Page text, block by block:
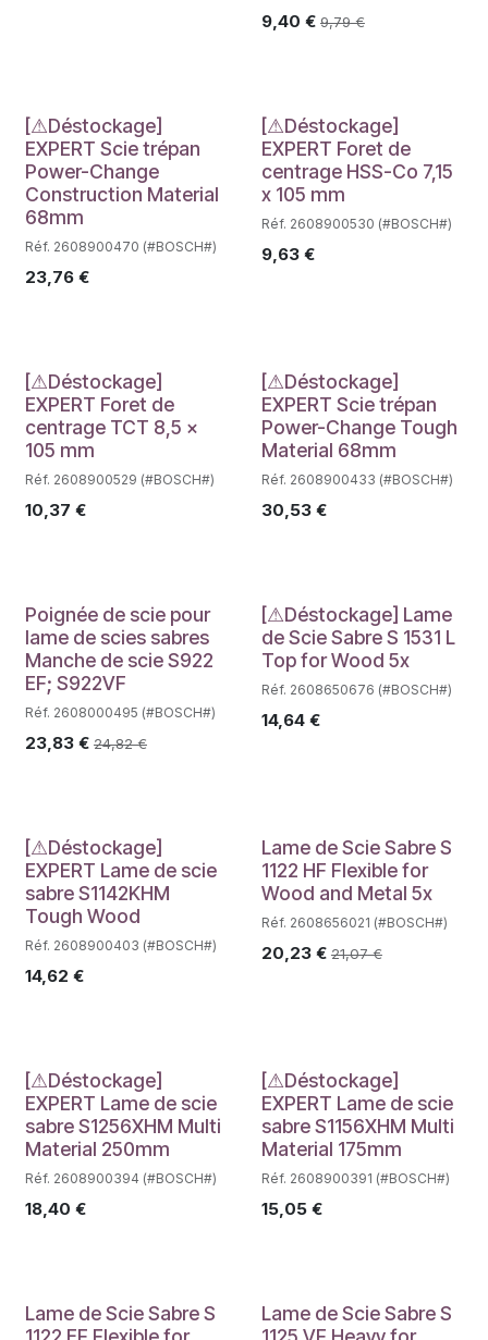
9,40 € 9,79€
Déstockage
[⚠Déstockage]
EXPERT Scie trépan
Power-Change
Construction Material
68mm
Réf. 2608900470 (#BOSCH#)
23,76 €
Déstockage
[⚠Déstockage]
EXPERT Foret de
centrage HSS-Co 7,15
x 105 mm
Réf. 2608900530 (#BOSCH#)
9,63€
Déstockage
[⚠Déstockage]
EXPERT Foret de
centrage TCT 8,5 x
105 mm
Réf. 2608900529 (#BOSCH#)
10,37 €
Déstockage
[⚠Déstockage]
EXPERT Scie trépan
Power-Change Tough
Material 68mm
Réf. 2608900433 (#BOSCH#)
30,53€
Poignée de scie pour
lame de scies sabres
Manche de scie S922
EF; S922VF
Réf. 2608000495 (#BOSCH#)
23,83 € 24,82€
Déstockage
[⚠Déstockage] Lame
de Scie Sabre S 1531 L
Top for Wood 5x
Réf. 2608650676 (#BOSCH#)
14,64€
Déstockage
[⚠Déstockage]
EXPERT Lame de scie
sabre S1142KHM
Tough Wood
Réf. 2608900403 (#BOSCH#)
14,62 €
Lame de Scie Sabre S
1122 HF Flexible for
Wood and Metal 5x
Réf. 2608656021 (#BOSCH#)
20,23€ 21,07€
Déstockage
[⚠Déstockage]
EXPERT Lame de scie
sabre S1256XHM Multi
Material 250mm
Réf. 2608900394 (#BOSCH#)
18,40 €
Déstockage
[⚠Déstockage]
EXPERT Lame de scie
sabre S1156XHM Multi
Material 175mm
Réf. 2608900391 (#BOSCH#)
15,05€
Lame de Scie Sabre S
Lame de Scie Sabre S